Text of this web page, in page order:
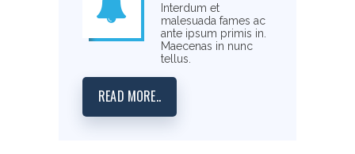
Interdum et
malesuada fames ac
ante ipsum primis in.
Maecenas in nunc
tellus.
READ MORE..